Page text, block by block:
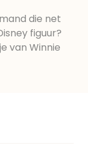
die net
figuur?
van Winnie